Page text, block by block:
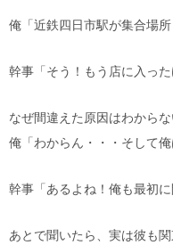
俺「近鉄四日市駅が集合場所
幹事「そう！もう店に入っ
なぜ間違えた原因はわから
俺「わからん・・・そして
幹事「あるよね！俺も最初に
あとで聞いたら、実は彼も